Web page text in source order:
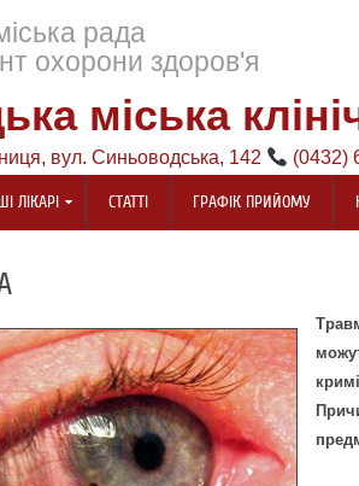
рада
охорони здоров'я
міська
вул. Синьоводська, 142 (0432)
ЛІКАРІ СТАТТІ ГРАФІК ПРИЙОМУ